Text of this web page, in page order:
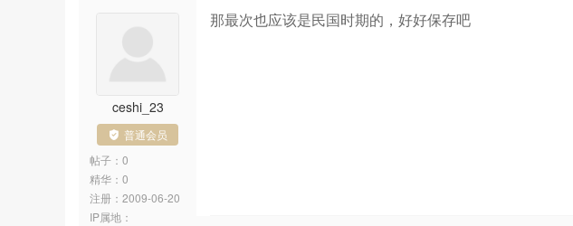
ceshi_23
普通会员
帖子：0
精华：0
注册： 2009-06-20
IP属地：
那最次也应该是民国时期的，好好保存吧